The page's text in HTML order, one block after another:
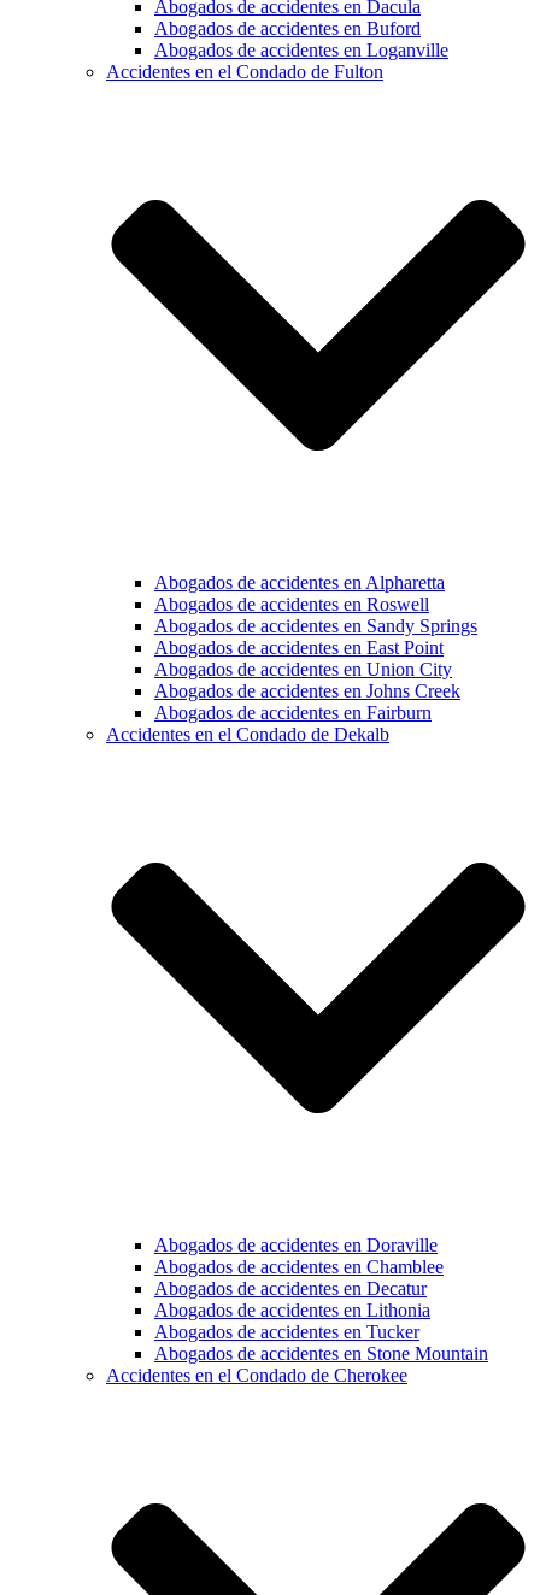
Abogados de accidentes en Dacula
Abogados de accidentes en Buford
Abogados de accidentes en Loganville
Accidentes en el Condado de Fulton
Abogados de accidentes en Alpharetta
Abogados de accidentes en Roswell
Abogados de accidentes en Sandy Springs
Abogados de accidentes en East Point
Abogados de accidentes en Union City
Abogados de accidentes en Johns Creek
Abogados de accidentes en Fairburn
Accidentes en el Condado de Dekalb
Abogados de accidentes en Doraville
Abogados de accidentes en Chamblee
Abogados de accidentes en Decatur
Abogados de accidentes en Lithonia
Abogados de accidentes en Tucker
Abogados de accidentes en Stone Mountain
Accidentes en el Condado de Cherokee